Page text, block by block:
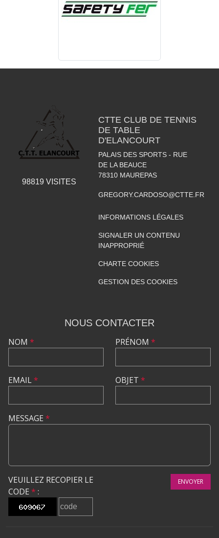
98819 VISITES
CTTE CLUB DE TENNIS
DE TABLE
D'ELANCOURT
PALAIS DES SPORTS - RUE
DE LA BEAUCE
78310 MAUREPAS
GREGORY.CARDOSO@CTTE.FR
INFORMATIONS LÉGALES
SIGNALER UN CONTENU
INAPPROPRIÉ
CHARTE COOKIES
GESTION DES COOKIES
NOUS CONTACTER
NOM *
EMAIL*
PRÉNOM *
OBJET *
MESSAGE *
VEUILLEZ RECOPIER LE
CODE * :
ENVOYER